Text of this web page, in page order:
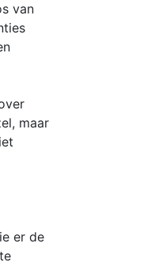
van
maar
er de